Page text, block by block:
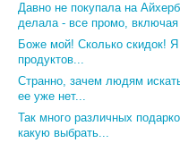
Давно не покупала на
делала - все промо, включая
Боже мой! Сколько скидок!
продуктов...
Странно, зачем людям
ее уже нет...
Так много различных
какую выбрать...